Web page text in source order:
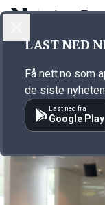
Annonsørinnhold
LAST NED
Få nett.no som
de siste
Last ned fra
Google Play